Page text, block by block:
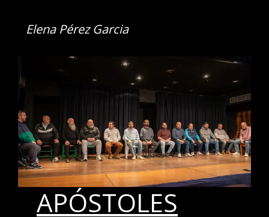
Elena Pérez Garcia
APÓSTOLES